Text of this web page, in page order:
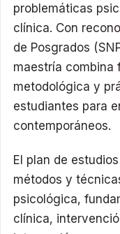
problemáticas
clínica. Con
de Posgrados
maestría combina
metodológica y
estudiantes para
contemporáneos.​
El plan de
métodos y
psicológica,
clínica,